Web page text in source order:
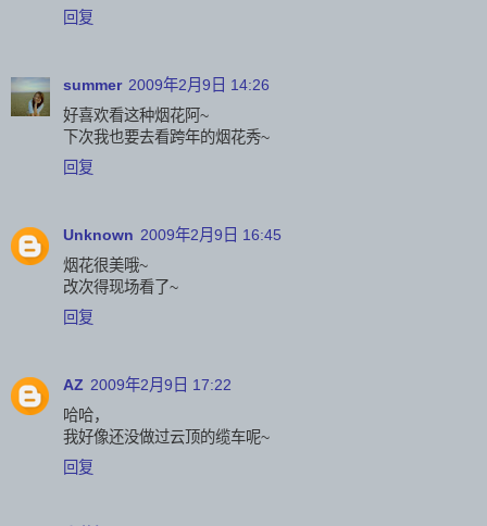
回复
summer 2009年2月9日 14:26
好喜欢看这种烟花阿~
下次我也要去看跨年的烟花秀~
回复
Unknown 2009年2月9日 16:45
烟花很美哦~
改次得现场看了~
回复
AZ 2009年2月9日 17:22
哈哈，
我好像还没做过云顶的缆车呢~
回复